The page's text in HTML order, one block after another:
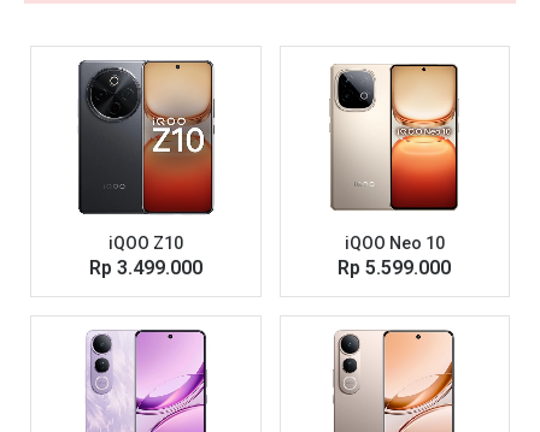
iQOO Z10
Rp 3.499.000
iQOO Neo 10
Rp 5.599.000